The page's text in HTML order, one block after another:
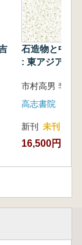
石造物と中世
: 東アジアと
高志書院
新刊 未刊
16,500円